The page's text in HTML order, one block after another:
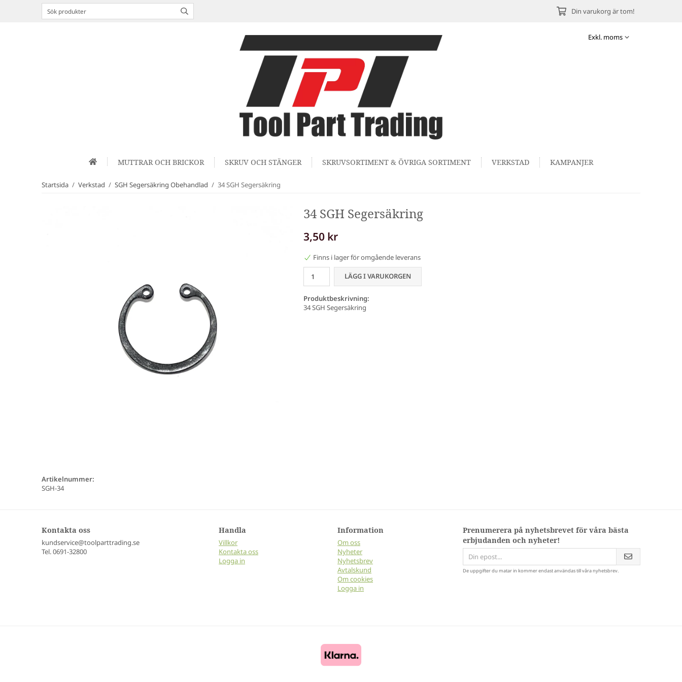
Din varukorg är tom!
MUTTRAR OCH BRICKOR SKRUV OCH STÄNGER SKRUVSORTIMENT & ÖVRIGA SORTIMENT VERKSTAD KAMPANJER
Startsida / Verkstad / SGH Segersäkring Obehandlad / 34 SGH Segersäkring
34 SGH Segersäkring
3,50 kr
Finns i lager för omgående leverans
LÄGG I VARUKORGEN
Produktbeskrivning:
34 SGH Segersäkring
Artikelnummer:
SGH-34
Kontakta oss
kundservice@toolparttrading.se
Tel. 0691-32800
Handla
Villkor
Kontakta oss
Logga in
Information
Om oss
Nyheter
Nyhetsbrev
Avtalskund
Om cookies
Logga in
Prenumerera på nyhetsbrevet för våra bästa
erbjudanden och nyheter!
De uppgifter du matar in kommer endast användas till våra nyhetsbrev.